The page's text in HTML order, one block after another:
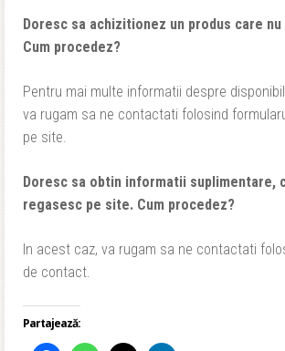
Doresc sa achizitionez un produs care
Cum procedez?
Pentru mai multe informatii despre
va rugam sa ne contactati folosind
pe site.
Doresc sa obtin informatii suplimentare,
regasesc pe site. Cum procedez?
In acest caz, va rugam sa ne contactati
de contact.
Partajează: